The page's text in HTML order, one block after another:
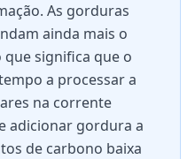
As gorduras
ainda mais o
significa que o
a processar a
na corrente
adicionar gordura a
de carbono baixa